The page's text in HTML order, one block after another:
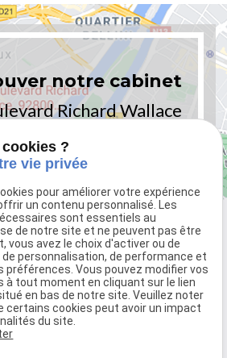
notre cabinet
Richard Wallace
Richard Wallace
PUTEAUX - PARIS
?
vie privée
pour améliorer votre expérience
un contenu personnalisé. Les
sont essentiels au
de notre site et ne peuvent pas être
vous avez le choix d'activer ou de
personnalisation, de performance et
préférences. Vous pouvez modifier vos
à tout moment en cliquant sur le lien
en bas de notre site. Veuillez noter
certains cookies peut avoir un impact
du site.